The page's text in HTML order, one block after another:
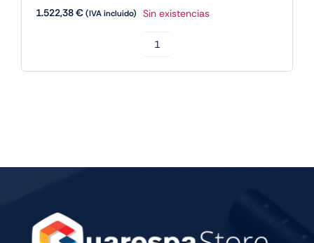
1.522,38€(IVA incluido) Sin existencias
IPAD
CELL